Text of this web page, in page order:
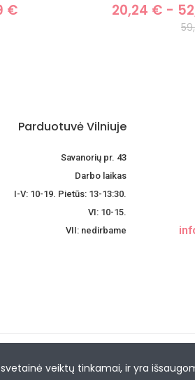
€ 20,24 € -
Parduotuvė Vilniuje
Savanorių pr. 43
Darbo laikas
I-V: 10-19. Pietūs: 13-13:30.
VI: 10-15.
VII: nedirbame
veiktų tinkamai, ir yra